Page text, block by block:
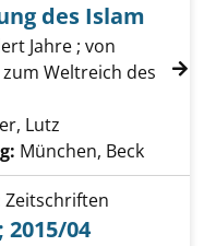
Die Entstehung des
des Islam
Jahre ; von
Weltreich des
Lutz
München, Beck
GEO Epoche; 2015/04
Zeitschriften
2015/04